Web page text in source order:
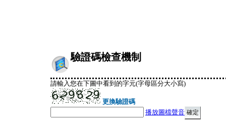
驗證碼檢查機制
請輸入您在下圖中看到的字元(字母區分大小寫)
更換驗證碼
播放圖檔聲音